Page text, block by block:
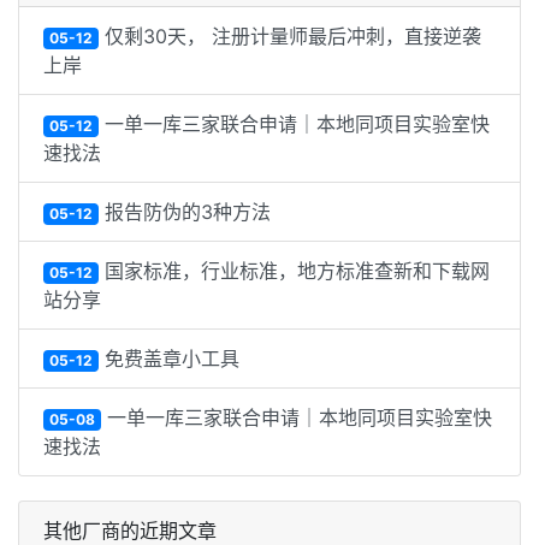
05-12 仅剩30天， 注册计量师最后冲刺，直接逆袭
上岸
05-12 一单一库三家联合申请｜本地同项目实验室快
速找法
05-12 报告防伪的3种方法
05-12 国家标准，行业标准，地方标准查新和下载网
站分享
05-12 免费盖章小工具
05-08 一单一库三家联合申请｜本地同项目实验室快
速找法
其他厂商的近期文章